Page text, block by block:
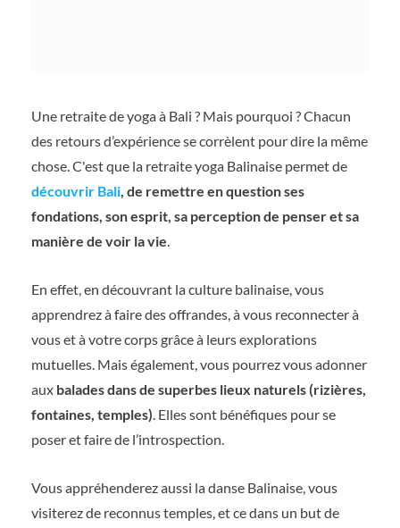
Une retraite de yoga à Bali ? Mais pourquoi ? Chacun
des retours d’expérience se corrèlent pour dire la même
chose. C'est que la retraite yoga Balinaise permet de
découvrir Bali, de remettre en question ses
fondations, son esprit, sa perception de penser et sa
manière de voir la vie.
En effet, en découvrant la culture balinaise, vous
apprendrez à faire des offrandes, à vous reconnecter à
vous et à votre corps grâce à leurs explorations
mutuelles. Mais également, vous pourrez vous adonner
aux balades dans de superbes lieux naturels (rizières,
fontaines, temples). Elles sont bénéfiques pour se
poser et faire de l’introspection.
Vous appréhenderez aussi la danse Balinaise, vous
visiterez de reconnus temples, et ce dans un but de